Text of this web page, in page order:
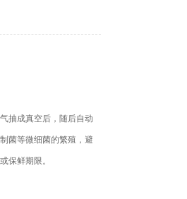
抽成真空后，随后自动
菌等微细菌的繁殖，避
保鲜期限。